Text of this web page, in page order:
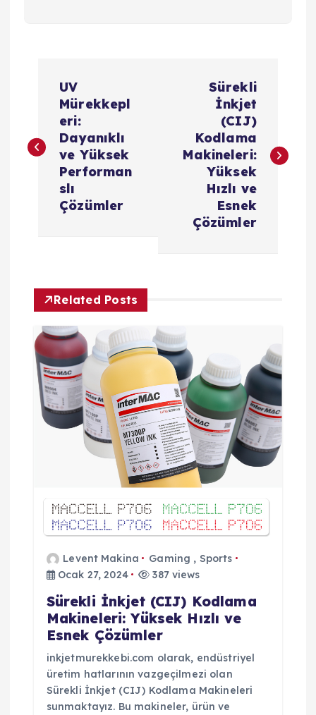
z
z
n
m
UV
Mürekkepl
eri:
Dayanıklı
ve Yüksek
Performan
slı
Çözümler
Sürekli
İnkjet
(CIJ)
Kodlama
Makineleri:
Yüksek
Hızlı ve
Esnek
Çözümler
Related Posts
Levent Makina Gaming , Sports
Ocak 27, 2024
387 views
Sürekli İnkjet (CIJ) Kodlama
Makineleri: Yüksek Hızlı ve
Esnek Çözümler
inkjetmurekkebi.com olarak, endüstriyel
üretim hatlarının vazgeçilmezi olan
Sürekli İnkjet (CIJ) Kodlama Makineleri
sunmaktayız. Bu makineler, ürün ve